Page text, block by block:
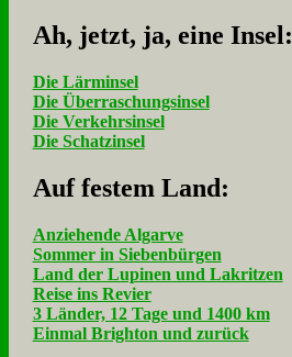
Ah, jetzt, ja, ei­ne In­sel:
Die Lärminsel
Die Überraschungsinsel
Die Verkehrsinsel
Die Schatzinsel
Auf fe­stem Land:
Anziehende Algarve
Sommer in Siebenbürgen
Land der Lupinen und Lakritzen
Reise ins Revier
3 Länder, 12 Tage und 1400 km
Einmal Brighton und zurück